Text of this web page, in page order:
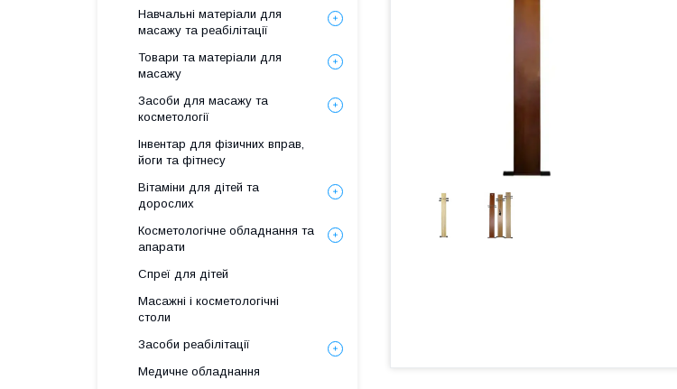
Навчальні матеріали для
масажу та реабілітації
Товари та матеріали для
масажу
Засоби для масажу та
косметології
Інвентар для фізичних вправ,
йоги та фітнесу
Вітаміни для дітей та
дорослих
Косметологічне обладнання та
апарати
Спреї для дітей
Масажні і косметологічні
столи
Засоби реабілітації
Медичне обладнання